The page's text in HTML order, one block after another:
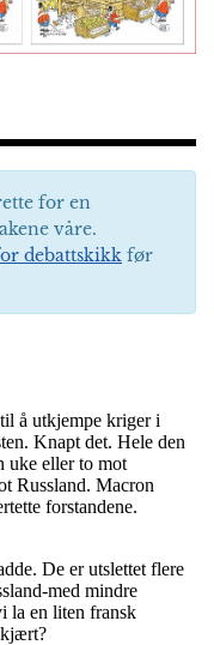
for en
våre.
debattskikk før